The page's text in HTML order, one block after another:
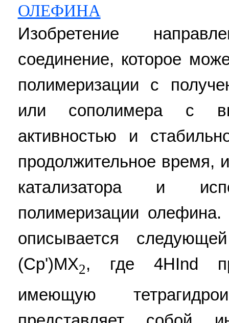
ОЛЕФИНА
Изобретение
соединение, которое
полимеризации с
или сополимера с
активностью и
продолжительное время,
катализатора и
полимеризации
описывается
(Cp')MX2, где 4HInd
имеющую